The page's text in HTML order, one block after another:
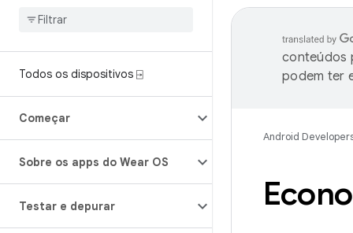
Todos os dispositivos ⍈
Começar
Sobre os apps do Wear OS
Testar e depurar
conteúdos
podem ter
Android